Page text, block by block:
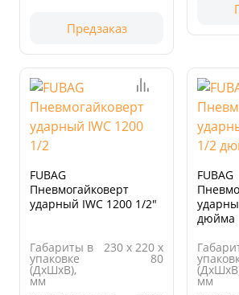
Предзаказ
FUBAG
Пневмогайковерт
ударный IWC 1200 1/2"
Габариты в
упаковке
(ДхШхВ),
мм
230 х 220 х
80
FUBAG
дюйма
мм